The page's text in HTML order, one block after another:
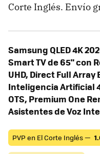
Corte Inglés. Envío
Samsung QLED 4K
Smart TV de 65" con
UHD, Direct Full Array
Inteligencia Artificial
OTS, Premium One
Asistentes de Voz
PVP en El Corte Inglés —